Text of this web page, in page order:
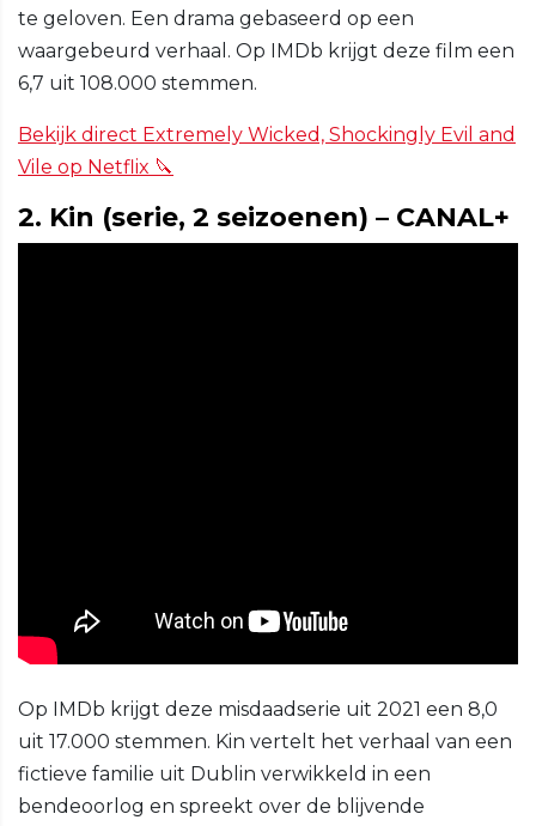
te geloven. Een drama gebaseerd op een
waargebeurd verhaal. Op IMDb krijgt deze film een
6,7 uit 108.000 stemmen.
Bekijk direct Extremely Wicked, Shockingly Evil and
Vile op Netflix 🔪
2. Kin (serie, 2 seizoenen) – CANAL+
Op IMDb krijgt deze misdaadserie uit 2021 een 8,0
uit 17.000 stemmen. Kin vertelt het verhaal van een
fictieve familie uit Dublin verwikkeld in een
bendeoorlog en spreekt over de blijvende